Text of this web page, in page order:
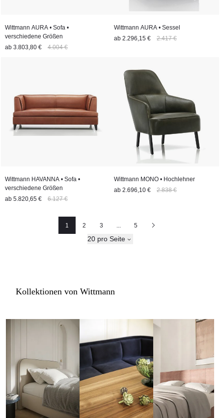
Wittmann AURA • Sofa •
verschiedene Größen
ab 3.803,80 € 4.004 €
Wittmann AURA • Sessel
ab 2.296,15 € 2.417 €
Wittmann HAVANNA • Sofa •
verschiedene Größen
ab 5.820,65 € 6.127 €
Wittmann MONO • Hochlehner
ab 2.696,10 € 2.838 €
Seite
1
Seite
2
Seite
3 5
Nächste
20 pro Seite
Kollektionen von Wittmann